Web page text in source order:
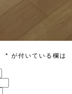
* が付いている欄は